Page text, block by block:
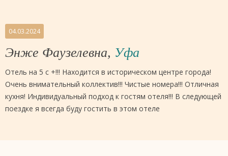
04.03.2024
Энже Фаузелевна, Уфа
Отель на 5 с +!!! Находится в историческом центре города!
Очень внимательный коллектив!!! Чистые номера!!! Отличная
кухня! Индивидуальный подход к гостям отеля!!! В следующей
поездке я всегда буду гостить в этом отеле